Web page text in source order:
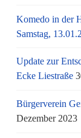
Komedo in der
Samstag,
Update zur
Ecke Liestraße
Bürgerverein
Dezember 2023